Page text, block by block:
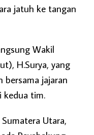
jatuh ke tangan
Wakil
H.Surya, yang
jajaran
kedua tim.
Utara,